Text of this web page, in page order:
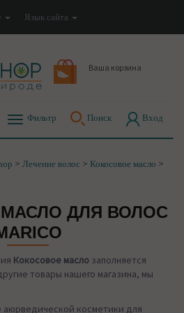
Язык сайта
Ваша корзина
Фильтр Поиск Вход
> Лечение волос > Кокосовое масло >
ДЛЯ ВОЛОС
Кокосовое масло заполняется
товары нашего магазина, мы
аюрведической косметики для